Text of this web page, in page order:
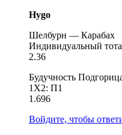
Hygo
Шелбурн — Карабах
Индивидуальный
2.36
Будучность
1Х2: П1
1.696
Войдите, чтобы